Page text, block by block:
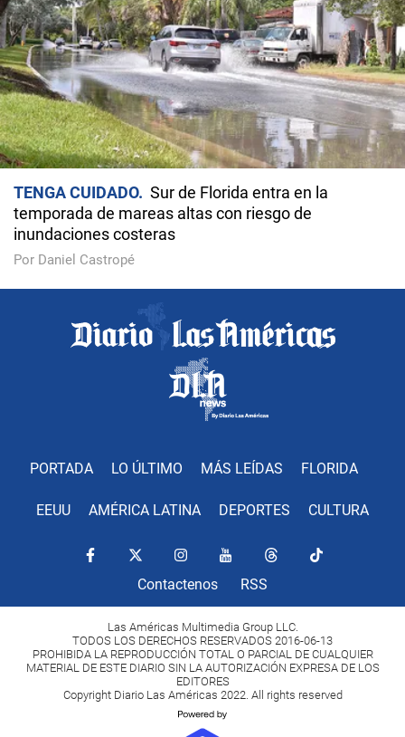
TENGA CUIDADO
Sur de Florida entra en la
temporada de mareas altas con riesgo de
inundaciones costeras
Por Daniel Castropé
PORTADA LO ÚLTIMO MÁS LEÍDAS FLORIDA
EEUU AMÉRICA LATINA DEPORTES CULTURA
Contactenos RSS
Las Américas Multimedia Group LLC.
TODOS LOS DERECHOS RESERVADOS 2016-06-13
PROHIBIDA LA REPRODUCCIÓN TOTAL O PARCIAL DE CUALQUIER
MATERIAL DE ESTE DIARIO SIN LA AUTORIZACIÓN EXPRESA DE LOS
EDITORES
Copyright Diario Las Américas 2022. All rights reserved